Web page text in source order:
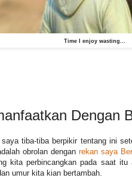
Time I enjoy wasting...
Dengan
tiba-tiba berpikir tentang ini
obrolan dengan rekan saya
kita perbincangkan pada saat
umur kita kian bertambah.